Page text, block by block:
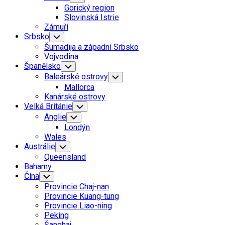
Child
Menu
Gorický region
Slovinská Istrie
Zámuří
Srbsko Toggle
Child
Menu
Šumadija a západní Srbsko
Vojvodina
Španělsko Toggle
Child
Menu
Baleárské ostrovy Toggle
Child
Mallorca
Kanárské ostrovy
Velká Británie Toggle
Child
Menu
Anglie Toggle
Child
Menu
Londýn
Wales
Austrálie Toggle
Child
Menu
Queensland
Bahamy
Čína Toggle
Child
Menu
Provincie Chaj-nan
Provincie Kuang-tung
Provincie Liao-ning
Peking